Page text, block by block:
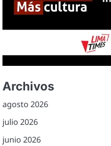
Archivos
agosto 2026
julio 2026
junio 2026